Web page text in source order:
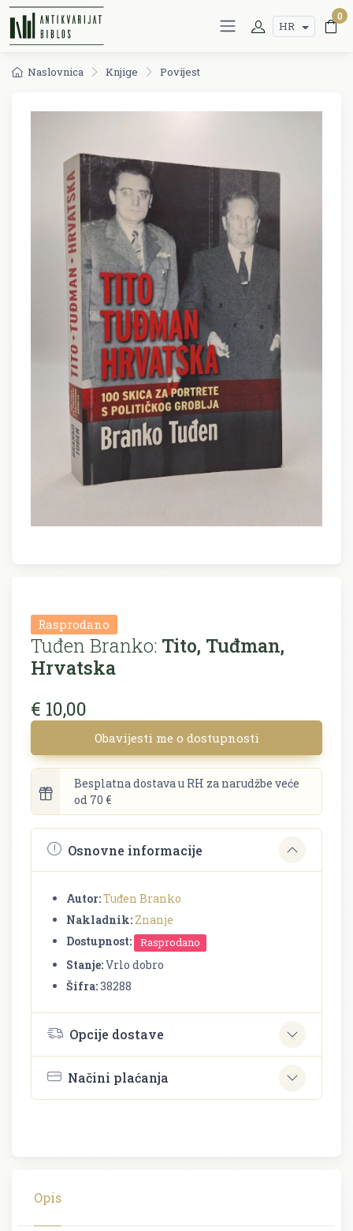
HR
0
Naslovnica Knjige Povijest
Rasprodano
Tuđen Branko: Tito, Tuđman,
Hrvatska
€ 10,00
Obavijesti me o dostupnosti
Besplatna dostava u RH za narudžbe veće
od 70 €
Osnovne informacije
Autor:Tuđen Branko
Nakladnik: Znanje
Dostupnost:
Rasprodano
Stanje:Vrlo dobro
Šifra:38288
Opcije dostave
Načini plaćanja
Opis